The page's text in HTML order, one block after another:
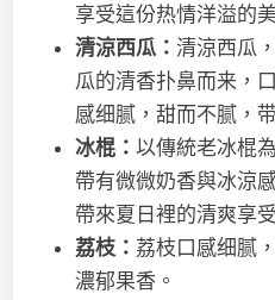
享受這份热情洋溢的
清涼西瓜：清涼西瓜
瓜的清香扑鼻而来，
感细腻，甜而不腻，
冰棍：以傳統老冰棍
帶有微微奶香與冰涼
帶來夏日裡的清爽享
荔枝： 荔枝口感细腻
濃郁果香。